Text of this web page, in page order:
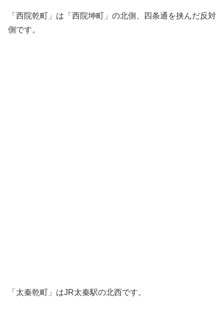
「西院乾町」は「西院坤町」の北側、四条通を挟んだ反対
側です。
「太秦乾町」はJR太秦駅の北西です。